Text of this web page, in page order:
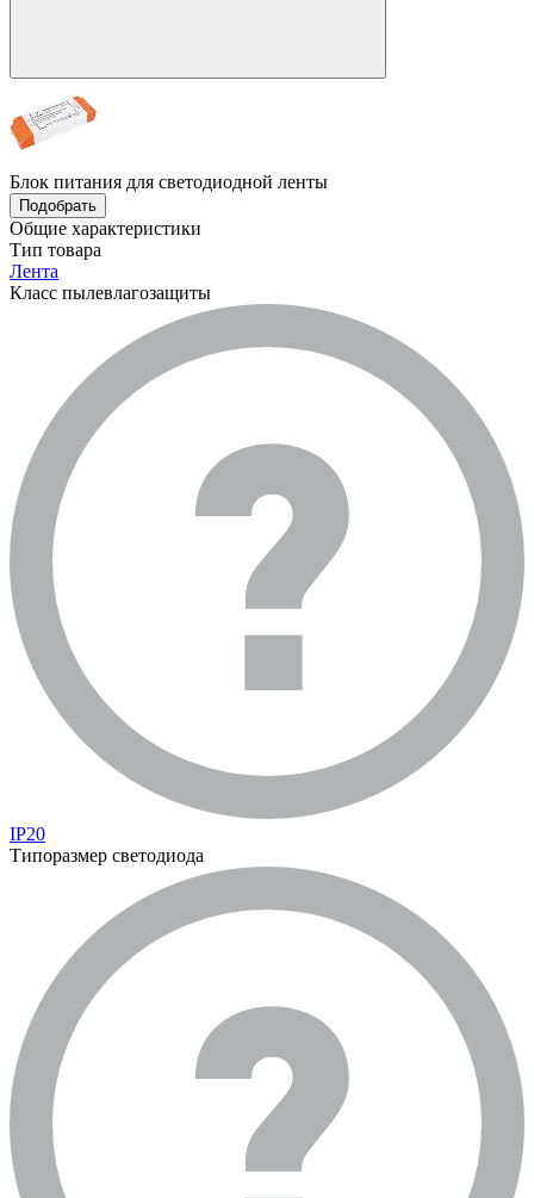
Блок питания для светодиодной ленты
Подобрать
Общие характеристики
Тип товара
Лента
Класс пылевлагозащиты
IP20
Типоразмер светодиода